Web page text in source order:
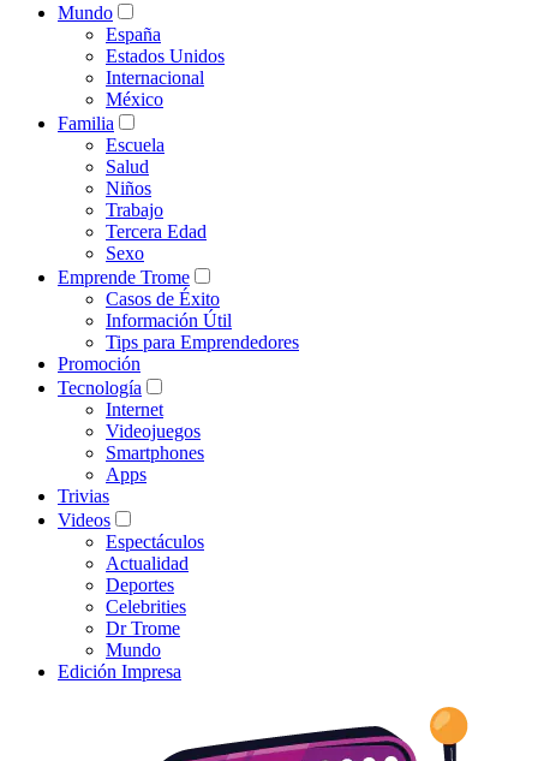
Mundo
España
Estados Unidos
Internacional
México
Familia
Escuela
Salud
Niños
Trabajo
Tercera Edad
Sexo
Emprende Trome
Casos de Éxito
Información Útil
Tips para Emprendedores
Promoción
Tecnología
Internet
Videojuegos
Smartphones
Apps
Trivias
Videos
Espectáculos
Actualidad
Deportes
Celebrities
Dr Trome
Mundo
Edición Impresa